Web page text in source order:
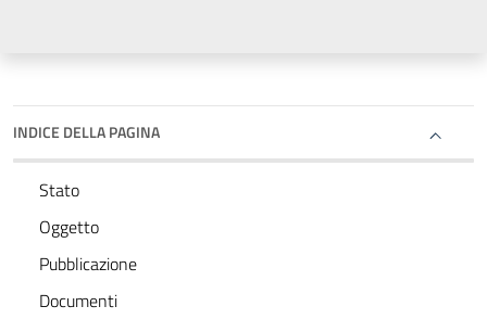
INDICE DELLA PAGINA
Stato
Oggetto
Pubblicazione
Documenti